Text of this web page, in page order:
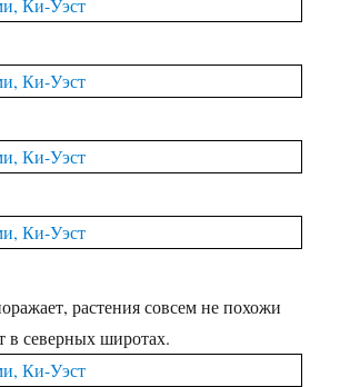
растения совсем не похожи
в северных широтах.